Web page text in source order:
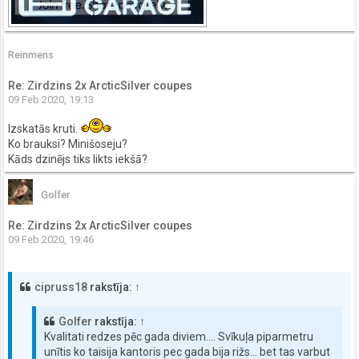
Reinmens
Re: Zirdzins 2x ArcticSilver coupes
09 Feb 2020, 19:13
Izskatās kruti.
Ko brauksi? Minišoseju?
Kāds dzinējs tiks likts iekšā?
Golfer
Re: Zirdzins 2x ArcticSilver coupes
09 Feb 2020, 19:46
cipruss18 rakstīja: ↑
Golfer rakstīja: ↑
Kvalitati redzes pēc gada diviem.... Svīkuļa piparmetru
unītis ko taisija kantoris pec gada bija rižs... bet tas varbut